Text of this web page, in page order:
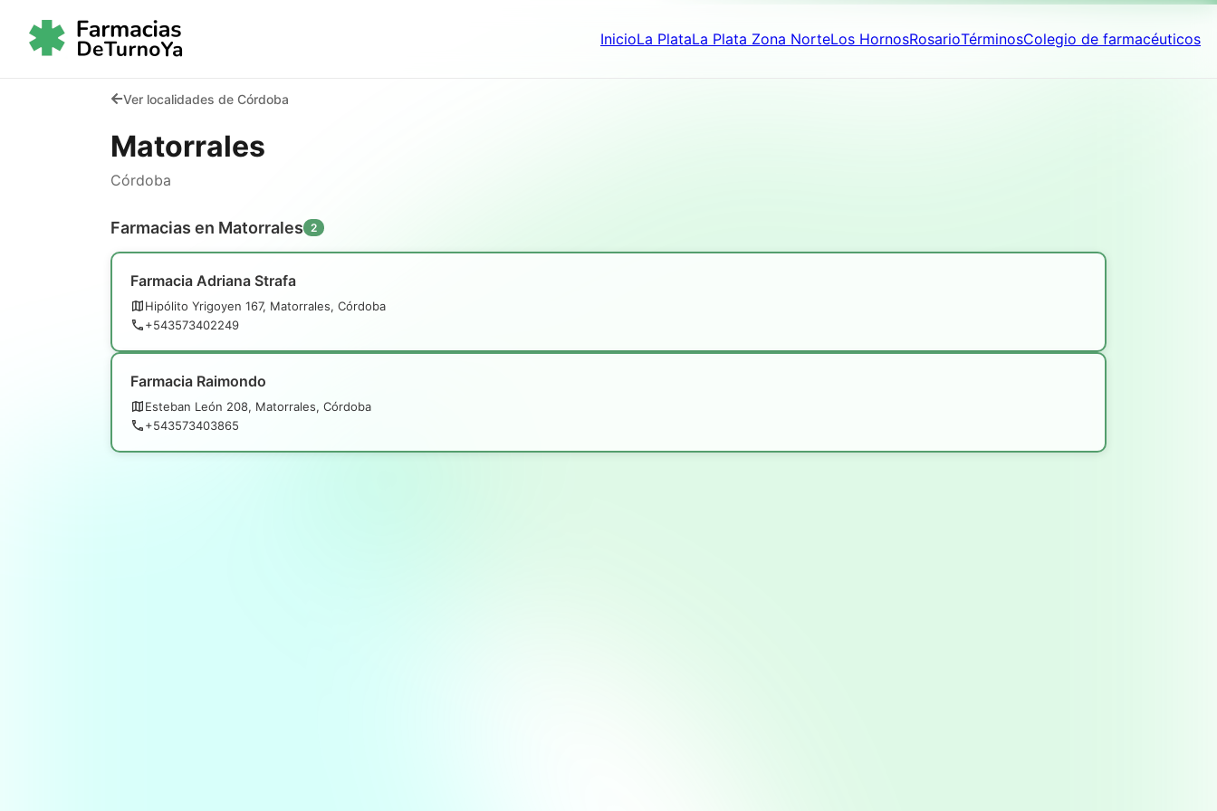
InicioLa PlataLa Plata Zona NorteLos HornosRosarioTérminosColegio de farmacéuticos
Ver localidades de Córdoba
Matorrales
Córdoba
Farmacias en Matorrales 2
Farmacia Adriana Strafa
Hipólito Yrigoyen 167, Matorrales, Córdoba
+543573402249
Farmacia Raimondo
Esteban León 208, Matorrales, Córdoba
+543573403865